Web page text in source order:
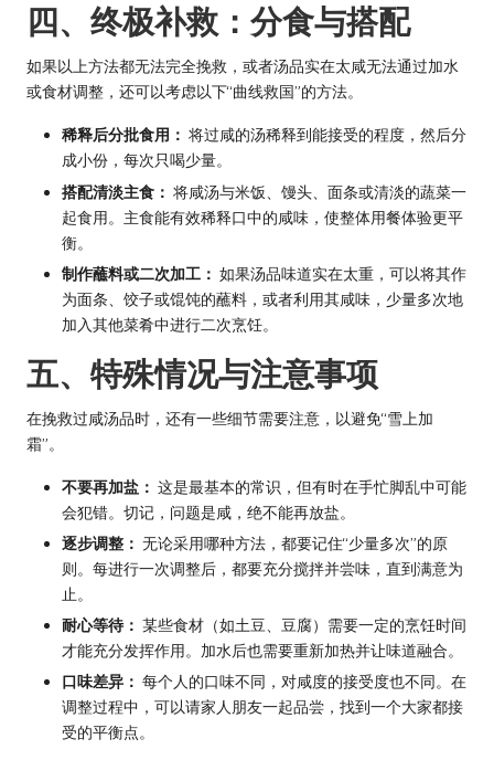
四、终极补救：分食与搭配
如果以上方法都无法完全挽救，或者汤品实在太咸无法通过加水
或食材调整，还可以考虑以下“曲线救国”的方法。
稀释后分批食用： 将过咸的汤稀释到能接受的程度，然后分
成小份，每次只喝少量。
搭配清淡主食： 将咸汤与米饭、馒头、面条或清淡的蔬菜一
起食用。主食能有效稀释口中的咸味，使整体用餐体验更平
衡。
制作蘸料或二次加工： 如果汤品味道实在太重，可以将其作
为面条、饺子或馄饨的蘸料，或者利用其咸味，少量多次地
加入其他菜肴中进行二次烹饪。
五、特殊情况与注意事项
在挽救过咸汤品时，还有一些细节需要注意，以避免“雪上加
霜”。
不要再加盐： 这是最基本的常识，但有时在手忙脚乱中可能
会犯错。切记，问题是咸，绝不能再放盐。
逐步调整： 无论采用哪种方法，都要记住“少量多次”的原
则。每进行一次调整后，都要充分搅拌并尝味，直到满意为
止。
耐心等待： 某些食材（如土豆、豆腐）需要一定的烹饪时间
才能充分发挥作用。加水后也需要重新加热并让味道融合。
口味差异： 每个人的口味不同，对咸度的接受度也不同。在
调整过程中，可以请家人朋友一起品尝，找到一个大家都接
受的平衡点。